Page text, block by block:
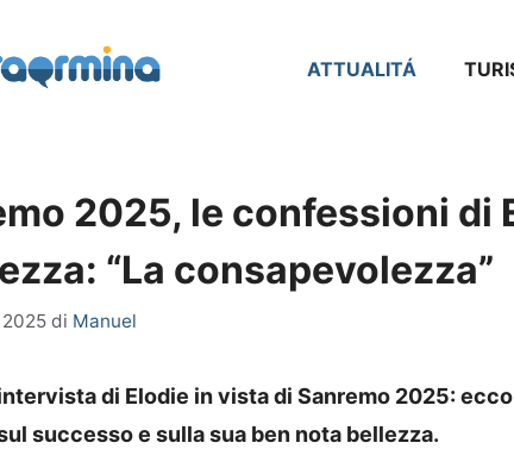
ATTUALITÁ
2025, le confessioni di
“La consapevolezza”
di Manuel
di Elodie in vista di Sanremo 2025:
successo e sulla sua ben nota bellezza.